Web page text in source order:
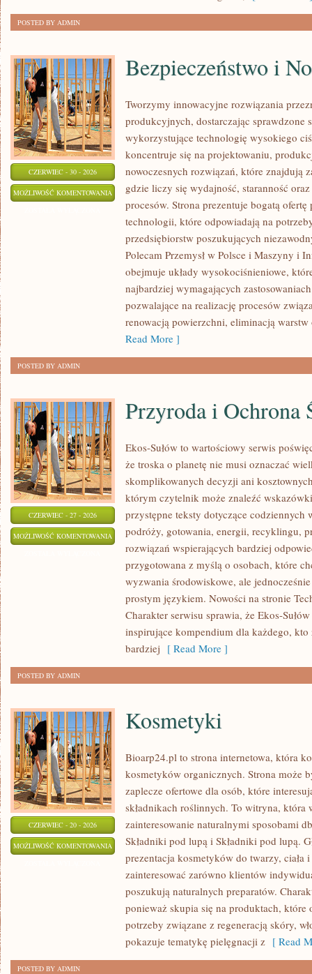
POSTED BY ADMIN
CZERWIEC - 30 - 2026
MOŻLIWOŚĆ KOMENTOWANIA BEZPIECZEŃSTWO
NORMY
Bezpieczeństwo i
Tworzymy innowacyjne rozwiązania
produkcyjnych, dostarczając sprawdzone
wykorzystujące technologię wysokiego
koncentruje się na projektowaniu,
nowoczesnych rozwiązań, które znajdują
gdzie liczy się wydajność, staranność
procesów. Strona prezentuje bogatą ofertę
technologii, które odpowiadają na
przedsiębiorstw poszukujących
Polecam Przemysł w Polsce i Maszyny i
obejmuje układy wysokociśnieniowe,
najbardziej wymagających
pozwalające na realizację procesów
renowacją powierzchni, eliminacją
Read More ]
POSTED BY ADMIN
CZERWIEC - 27 - 2026
MOŻLIWOŚĆ KOMENTOWANIA PRZYRODA
OCHRONA
ŚRODOWISKA
Przyroda i Ochrona
Ekos-Sułów to wartościowy serwis
że troska o planetę nie musi oznaczać
skomplikowanych decyzji ani
którym czytelnik może znaleźć
przystępne teksty dotyczące
podróży, gotowania, energii, recyklingu,
rozwiązań wspierających bardziej
przygotowana z myślą o osobach, które
wyzwania środowiskowe, ale
prostym językiem. Nowości na stronie
Charakter serwisu sprawia, że Ekos-
inspirujące kompendium dla każdego, kto
bardziej [ Read More ]
POSTED BY ADMIN
CZERWIEC - 20 - 2026
MOŻLIWOŚĆ KOMENTOWANIA KOSMETYKI
Kosmetyki
Bioarp24.pl to strona internetowa, która
kosmetyków organicznych. Strona może
zaplecze ofertowe dla osób, które
składnikach roślinnych. To witryna, która
zainteresowanie naturalnymi sposobami
Składniki pod lupą i Składniki pod lupą.
prezentacja kosmetyków do twarzy, ciała
zainteresować zarówno klientów
poszukują naturalnych preparatów.
ponieważ skupia się na produktach, które
potrzeby związane z regeneracją skóry,
pokazuje tematykę pielęgnacji z [ Read
POSTED BY ADMIN